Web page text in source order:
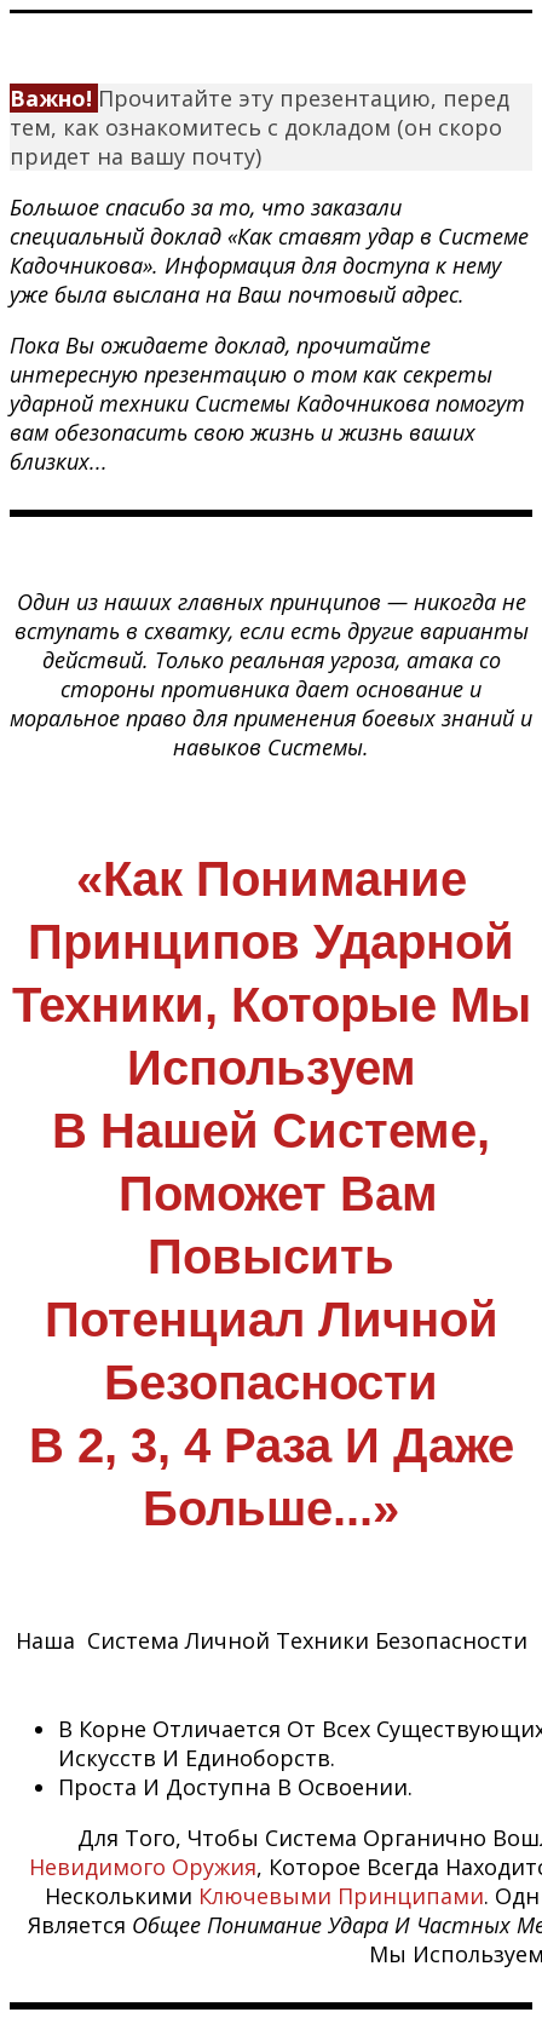
Важно! Прочитайте эту презентацию, перед
тем, как ознакомитесь с докладом (он скоро
придет на вашу почту)
Большое спасибо за то, что заказали
специальный доклад «Как ставят удар в Системе
Кадочникова». Информация для доступа к нему
уже была выслана на Ваш почтовый адрес.
Пока Вы ожидаете доклад, прочитайте
интересную презентацию о том как секреты
ударной техники Системы Кадочникова помогут
вам обезопасить свою жизнь и жизнь ваших
близких...
Один из наших главных принципов — никогда не
вступать в схватку, если есть другие варианты
действий. Только реальная угроза, атака со
стороны противника дает основание и
моральное право для применения боевых знаний и
навыков Системы.
«Как Понимание
Принципов Ударной
Техники, Которые Мы
Используем
В Нашей Системе,
Поможет Вам
Повысить
Потенциал Личной
Безопасности
В 2, 3, 4 Раза И Даже
Больше...»
Наша Система Личной Техники Безопасности
В Корне Отличается От Всех
Искусств И Единоборств.
Проста И Доступна В Освоении.
Для Того, Чтобы Система Органично
Невидимого Оружия, Которое Всегда
Несколькими Ключевыми Принципами.
Является Общее Понимание Удара И Частных
Мы